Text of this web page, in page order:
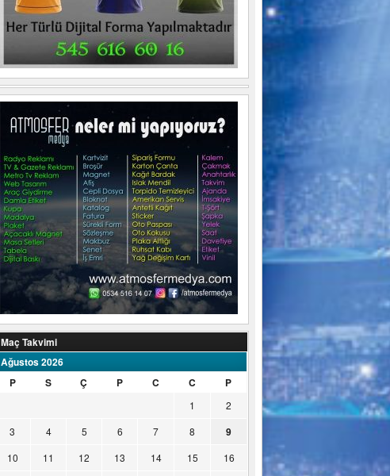
Maç Takvimi
Ağustos 2026
P
S Ç P C C P
1
2
3
4 5 6 7 8 9
10 11 12 13 14 15
16